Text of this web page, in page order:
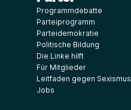
Programmdebatte
Parteiprogramm
Parteidemokratie
Politische Bildung
Die Linke hilft
Für Mitglieder
Leitfaden gegen Sexismus
Jobs